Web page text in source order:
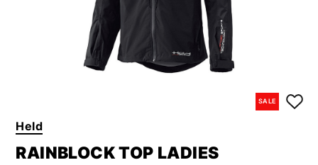
SALE
Held
RAINBLOCK TOP LADIES